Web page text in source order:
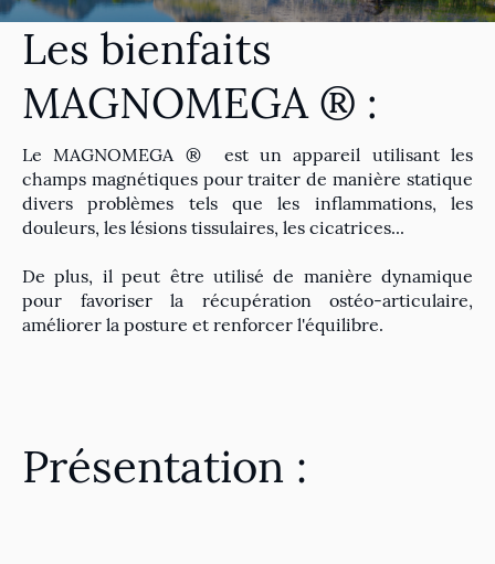
Le MAGNOMEGA ® est un appareil utilisant les
champs magnétiques pour traiter de manière statique
divers problèmes tels que les inflammations, les
douleurs, les lésions tissulaires, les cicatrices...
De plus, il peut être utilisé de manière dynamique
pour favoriser la récupération ostéo-articulaire,
améliorer la posture et renforcer l'équilibre.
Les bienfaits
MAGNOMEGA ® :
Présentation :